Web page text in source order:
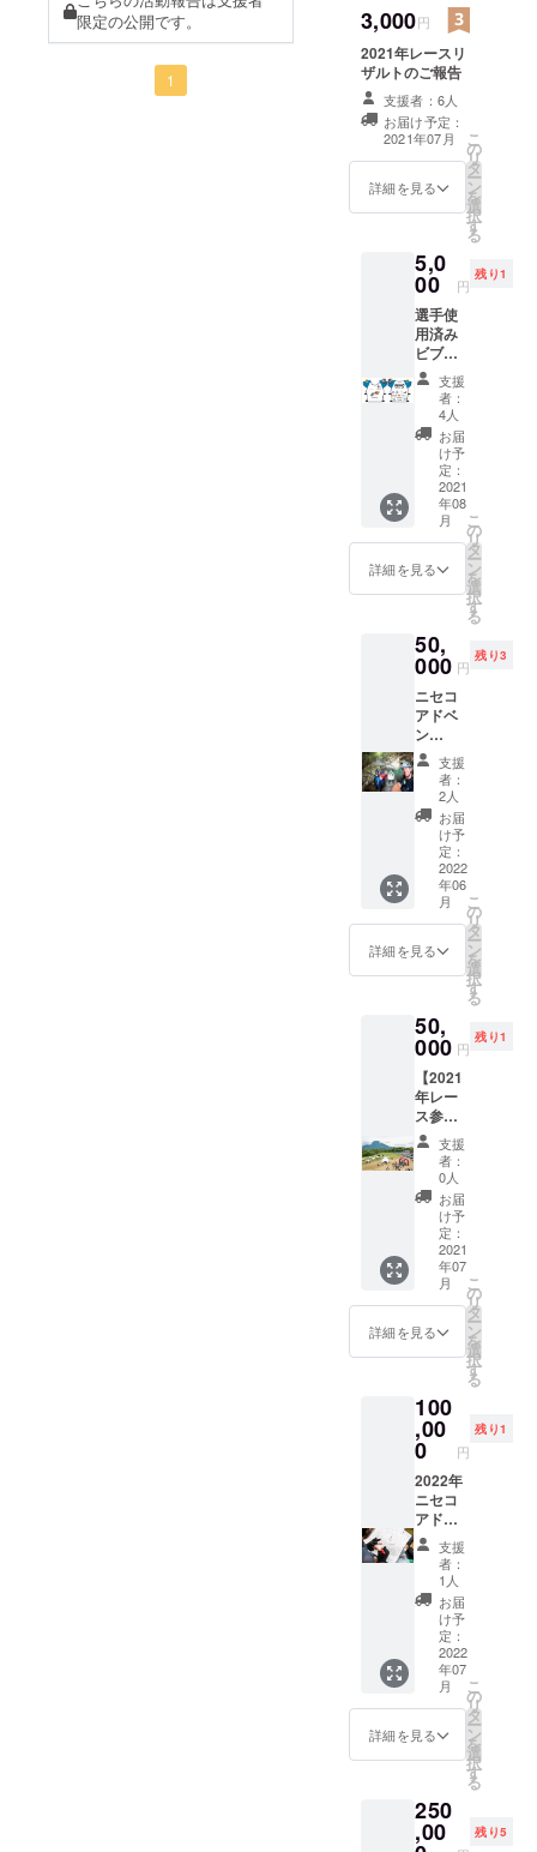
年ニセコで再結集し、大冒
険をしましょう！選手、ス
ポンサー、スタッフの皆
成頂きました。街でも山で
もオシャレに着こなせま
す！まだリターンはござい
限定の公開です。
1
ファイ
ルを
メール
にてお
送りい
たしま
す
3,000円
2021年レースリ
ザルトのご報告
支援者：6人
お届け予定：
2021年07月
詳細を見る
こ
の
リ
タ
ー
ン
を
選
択
す
る
5,0
00 円
残り1
選手使
用済み
ビブス
・参加
選手し
か入手
できな
いビブ
スを洗
濯して
お渡し
します
・運営
スタッ
フで選
手とし
した方
のビブ
スにな
ります
・サイ
ズは発
送元で
選択さ
せてい
ただき
ます
支援
者：
4人
お届
け予
定：
2021
年08
月
詳細を見る
こ
の
リ
タ
ー
ン
を
選
択
す
る
50,
000 円
残り3
ニセコ
アドベ
ン
チャー
レース
実行委
員メン
バーの
アク
ティビ
ティご
案内 ・
挑戦し
てみた
いアク
ティビ
相談下
さい！
一緒に
挑戦し
てみま
しょ
う！ ・
実行委
員メン
バーの
交通
費、宿
泊費、
アク
ティビ
ティに
必要な
負担と
なりま
す ・
2022年
6月末ま
での期
間で相
談して
日程を
決定さ
せてい
ただき
ます ・
公序良
俗に反
する内
容、法
令に違
受けで
きませ
ん
支援
者：
2人
お届
け予
定：
2022
年06
月
詳細を見る
こ
の
リ
タ
ー
ン
を
選
択
す
る
50,
000 円
残り1
【2021
年レー
ス参加
者限
定】開
会式選
手宣言
・開会
式にお
いて、
選手代
表とし
て宣言
をお願
いいた
しま
支援
者：
0人
お届
け予
定：
2021
年07
月
詳細を見る
こ
の
リ
タ
ー
ン
を
選
択
す
る
100
,00
0 円
残り1
2022年
ニセコ
アドベ
ン
チャー
レース
チェッ
クポイ
ント命
名権 ・
来年
2022年
も更に
パワー
アップ
した
を開
催！ ・
レース
支援
者：
1人
お届
け予
定：
2022
年07
月
詳細を見る
こ
の
リ
タ
ー
ン
を
選
択
す
る
250
,00 残り5